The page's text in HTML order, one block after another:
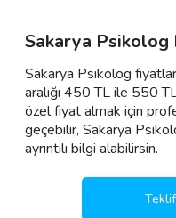
Sakarya Psikolog
Sakarya Psikolog
aralığı 450 TL ile 550
özel fiyat almak için
geçebilir, Sakarya
ayrıntılı bilgi alabilirsin.